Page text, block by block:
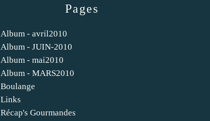
Pages
Album - avril2010
Album - JUIN-2010
Album - mai2010
Album - MARS2010
Boulange
Links
Récap's Gourmandes